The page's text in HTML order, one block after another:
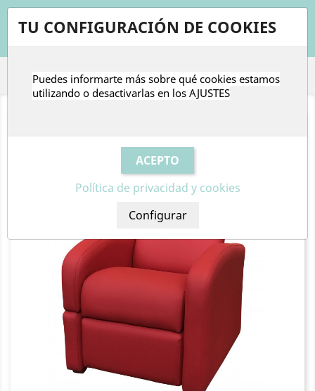
 
TU CONFIGURACIÓN DE COOKIES
Puedes informarte más sobre qué cookies estamos
utilizando o desactivarlas en los AJUSTES
Política de privacidad y cookies